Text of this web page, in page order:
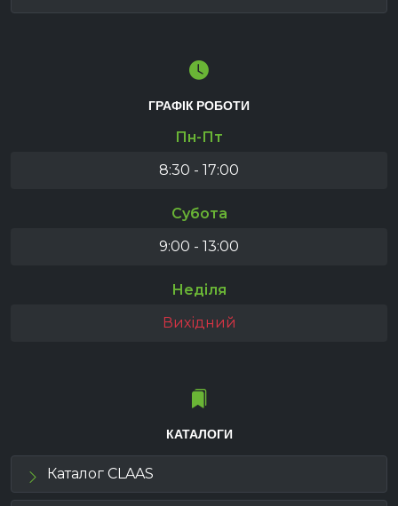
ГРАФІК РОБОТИ
Пн-Пт
8:30 - 17:00
Субота
9:00 - 13:00
Неділя
Вихідний
КАТАЛОГИ
Каталог CLAAS